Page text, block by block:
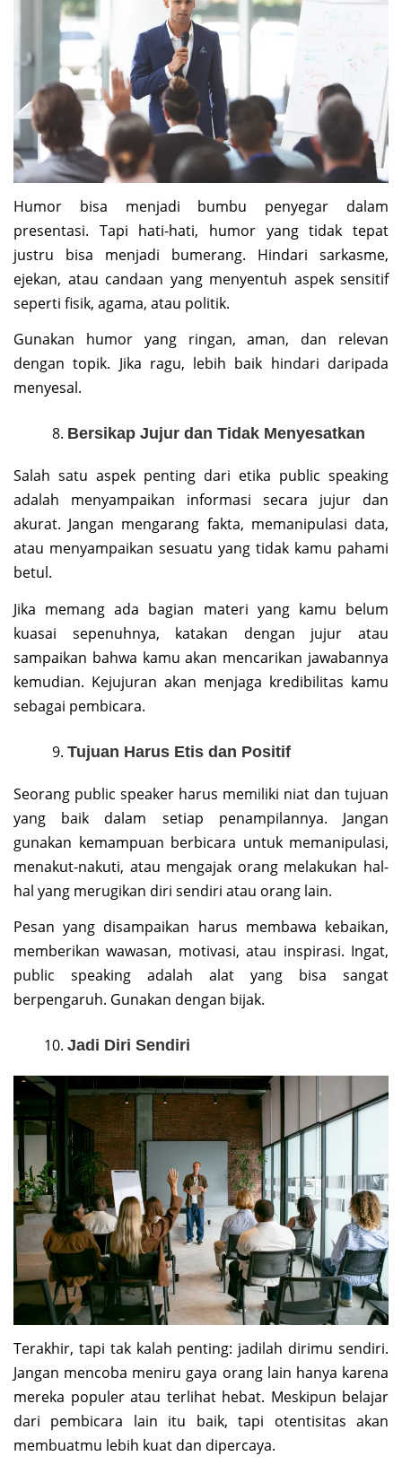
Humor bisa menjadi bumbu penyegar dalam
presentasi. Tapi hati-hati, humor yang tidak tepat
justru bisa menjadi bumerang. Hindari sarkasme,
ejekan, atau candaan yang menyentuh aspek sensitif
seperti fisik, agama, atau politik.
Gunakan humor yang ringan, aman, dan relevan
dengan topik. Jika ragu, lebih baik hindari daripada
menyesal.
Bersikap Jujur dan Tidak Menyesatkan
Salah satu aspek penting dari etika public speaking
adalah menyampaikan informasi secara jujur dan
akurat. Jangan mengarang fakta, memanipulasi data,
atau menyampaikan sesuatu yang tidak kamu pahami
betul.
Jika memang ada bagian materi yang kamu belum
kuasai sepenuhnya, katakan dengan jujur atau
sampaikan bahwa kamu akan mencarikan jawabannya
kemudian. Kejujuran akan menjaga kredibilitas kamu
sebagai pembicara.
Tujuan Harus Etis dan Positif
Seorang public speaker harus memiliki niat dan tujuan
yang baik dalam setiap penampilannya. Jangan
gunakan kemampuan berbicara untuk memanipulasi,
menakut-nakuti, atau mengajak orang melakukan hal-
hal yang merugikan diri sendiri atau orang lain.
Pesan yang disampaikan harus membawa kebaikan,
memberikan wawasan, motivasi, atau inspirasi. Ingat,
public speaking adalah alat yang bisa sangat
berpengaruh. Gunakan dengan bijak.
Jadi Diri Sendiri
Terakhir, tapi tak kalah penting: jadilah dirimu sendiri.
Jangan mencoba meniru gaya orang lain hanya karena
mereka populer atau terlihat hebat. Meskipun belajar
dari pembicara lain itu baik, tapi otentisitas akan
membuatmu lebih kuat dan dipercaya.